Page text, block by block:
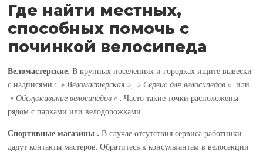
Где найти местных,
способных помочь с
починкой велосипеда
Веломастерские. В крупных поселениях и городках ищите вывески
с надписями : » Веломастерская » » Сервис для велосипедов « или
» Обслуживание велосипедов «
. Часто такие точки расположены
рядом с парками или велодорожками .
Спортивные магазины . В случае отсутствия сервиса работники
дадут контакты мастеров. Обратитесь к консультантам в велосекции .